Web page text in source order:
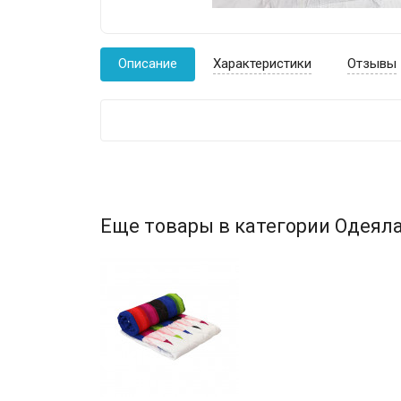
Описание Характеристики Отзывы
Еще товары в категории